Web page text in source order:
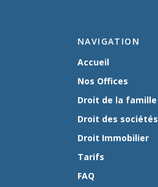
NAVIGATION
Accueil
Nos Offices
Droit de la famille
Droit des sociétés
Droit Immobilier
Tarifs
FAQ